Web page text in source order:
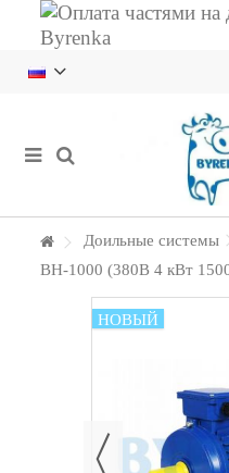
Доильные системы
ВН-1000 (380В 4 кВт
НОВЫЙ